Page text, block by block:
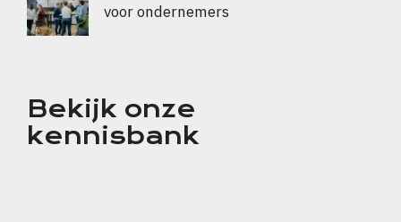
voor ondernemers
Bekijk onze
kennisbank